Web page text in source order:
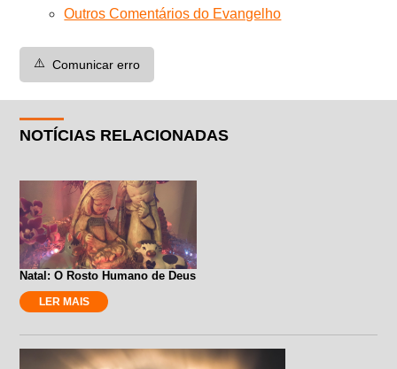
Outros Comentários do Evangelho
⚠️ Comunicar erro
NOTÍCIAS RELACIONADAS
Natal: O Rosto Humano de Deus
LER MAIS